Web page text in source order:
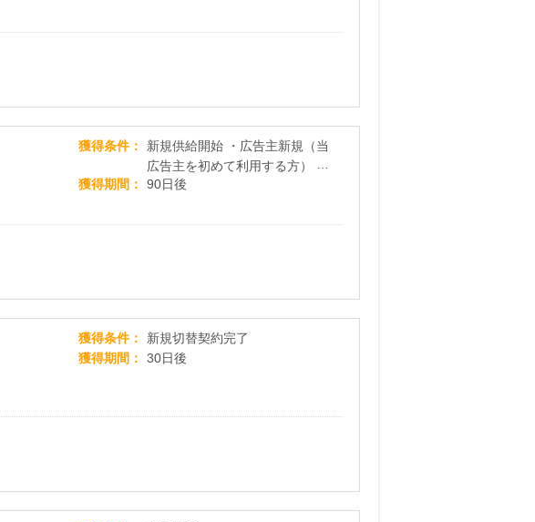
獲得条件
新規供給開始 ・広告主新規（当
広告主を初めて利用する方） ・
WEB申込後、70日以内の供給
2回目の請求時に、 2回目単体
獲得期間 90日後
獲得条件
新規切替契約完了
獲得期間
30日後